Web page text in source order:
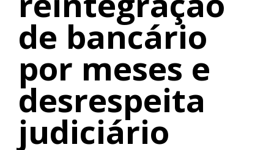
de bancário
por meses e
desrespeita
judiciário